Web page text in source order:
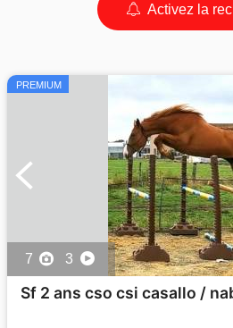
Activez la
PREMIUM
7 3
Sf 2 ans cso csi casallo /